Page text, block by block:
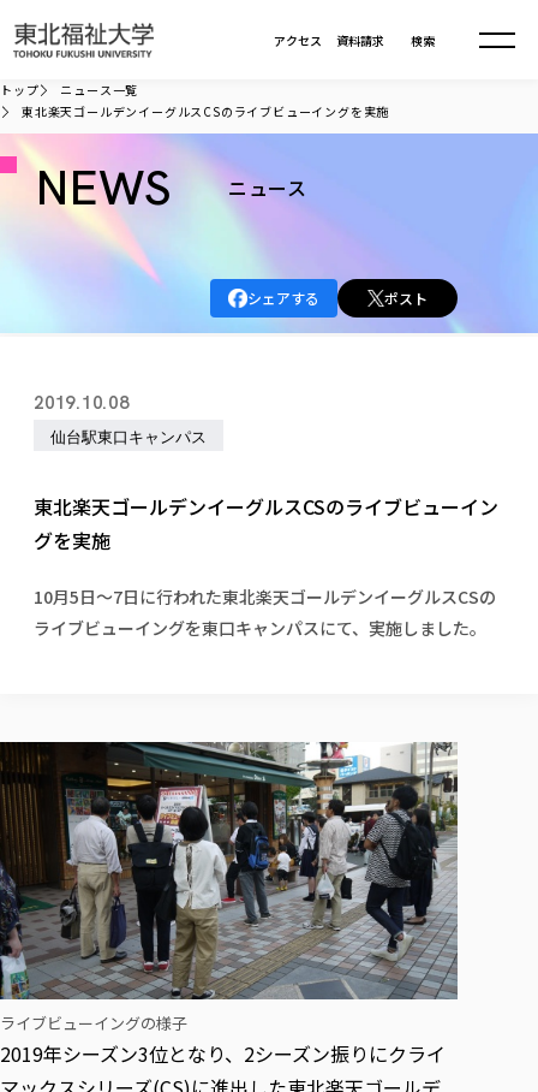
資料請求
アクセス 検索
大学について
建学の精神・教育の理念
学長室の窓
各種方針
大学の歩み
学則
校歌の歴史
寄附の受け入れ
キャンパス案内
大学の取り組み
大学の取り組み
社会連携・研究
カリキュラム編成ガイドライン
一般事業主行動計画
公的資金等の不正使用の防止に関する基本方針
初年次教育（リエゾンゼミⅠ）について
リエゾンゼミ・ナビ（テキスト等）
お役立ち情報（リンク集）
放射線モニタリング測定結果（国見キャンパス）
情報公開
寄附行為
ガバナンス・コード
中期事業計画
IR情報
学校教育法施行規則第172条の2に基づく情報公開
教職課程における情報の公表
学部・学科等設置計画履行状況報告書
情報公開規程
学部・大学院
学部・大学院TOP
総合福祉学部
社会福祉学科
福祉行政学科
共生まちづくり学部
共生まちづくり学科
教育学部
健康科学部
健康科学部
保健看護学科
産業福祉マネジメント学科
仏教専修科
大学院
大学院
総合福祉学研究科 社会福祉学専攻 修士課程
総合福祉学研究科 社会福祉学専攻 博士課程
総合福祉学研究科 福祉心理学専攻 修士課程
教育学研究科 教育学専攻 修士課程
通信教育部
通信教育部
通信制大学院 総合福祉学研究科 社会福祉学専攻 修士課程
通信制大学院 総合福祉学研究科 福祉心理学専攻 修士課程
カリキュラム（学部・大学院）
その他の就学機会
学びの特徴
入学試験
デジタルパンフ
オープンキャンパス
就職状況
東北福祉大学のキャリアサポート
東北福祉大学のキャリア教育
採用ご担当者様へ
センター長の挨拶
求人の受付について
単独学内説明会のご案内
在学生の方
在学生の方
資格取得報奨制度について
東北福祉大学求人・インターンシップ検索サイト（キャリタス
卒業生の方
卒業生の方
卒業後のキャリア支援体制
在学生による訪問、情報提供へのご協力のお願い
卒業生アンケート
よくあるご質問
東北福祉大学のDNA
在学生インタビュー
課外活動
課外活動 TOP
体育会・運動サークル紹介
国際交流
国際交流TOP
外国人在学生
Prospective Students
学生支援センター国際交流の活動
スタッフ紹介
ニュース一覧
社会連携・研究
東北福祉大学の研究活動
東北福祉大学の研究活動
東北福祉大学の研究紹介
共同研究等をご検討の皆様へ
東北福祉大学の紀要・リポジトリ
東北福祉大学の紀要・リポジトリ
研究紀要
教職研究
東北福祉大学教育・教職センター特別支援教育研究年報一覧
芹沢銈介美術工芸館年報
東北福祉大学機関リポジトリ
東北福祉大学オープンアクセス方針
産学・産学官連携
産学・産学官連携
「高齢者のフレイル予防及びデジタルデバイド解消に向けた産
高齢者施設特化型モジュラー車いす開発
学生参加 × 産学官連携 ～ 「行学一如」の実践
社会貢献・地域連携活動
社会貢献・地域連携活動
社会貢献・地域連携活動報告書
各種社会貢献活動の窓口
生涯学習・社会人講座
自治体・団体等との主な協定
生涯教育・キャリア教育TOP
生涯学習・社会人講座
月例TFU実学臨床研究セミナー
特別支援教育研究室
TFU教育フォーラム
関連法人
取材について
施設利用
同窓会
学内ポータルシステム
Universal Passport
トップ
ニュース一覧
東北楽天ゴールデンイーグルスCSのライブビューイングを実施
NEWS ニュース
シェアする ポスト
2019.10.08
仙台駅東口キャンパス
東北楽天ゴールデンイーグルスCSのライブビューイン
グを実施
10月5日～7日に行われた東北楽天ゴールデンイーグルスCSの
ライブビューイングを東口キャンパスにて、実施しました。
ライブビューイングの様子
2019年シーズン3位となり、2シーズン振りにクライ